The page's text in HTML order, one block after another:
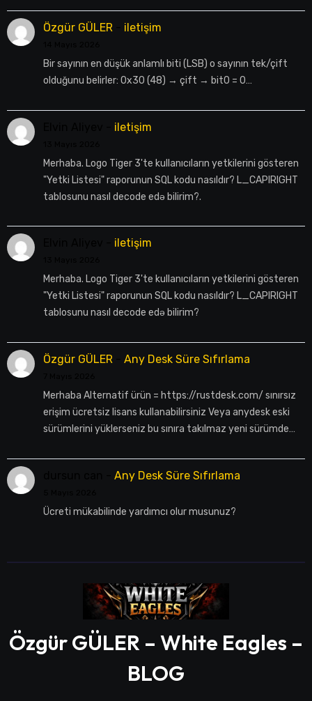
Özgür GÜLER- iletişim
Bir sayının en düşük anlamlı biti (LSB) o sayının tek/çift
olduğunu belirler: 0x30 (48) → çift → bit0 = 0…
iletişim
Merhaba. Logo Tiger 3'te kullanıcıların yetkilerini gösteren
"Yetki Listesi" raporunun SQL kodu nasıldır? L_CAPIRIGHT
tablosunu nasıl decode edə bilirim?.
iletişim
Merhaba. Logo Tiger 3'te kullanıcıların yetkilerini gösteren
"Yetki Listesi" raporunun SQL kodu nasıldır? L_CAPIRIGHT
tablosunu nasıl decode edə bilirim?
Özgür GÜLER- Any Desk Süre Sıfırlama
Merhaba Alternatif ürün = https://rustdesk.com/ sınırsız
erişim ücretsiz lisans kullanabilirsiniz Veya anydesk eski
sürümlerini yüklerseniz bu sınıra takılmaz yeni sürümde…
Any Desk Süre Sıfırlama
Ücreti mükabilinde yardımcı olur musunuz?
Özgür GÜLER – White Eagles –
BLOG